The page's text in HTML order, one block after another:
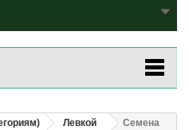
Левкой
Семена